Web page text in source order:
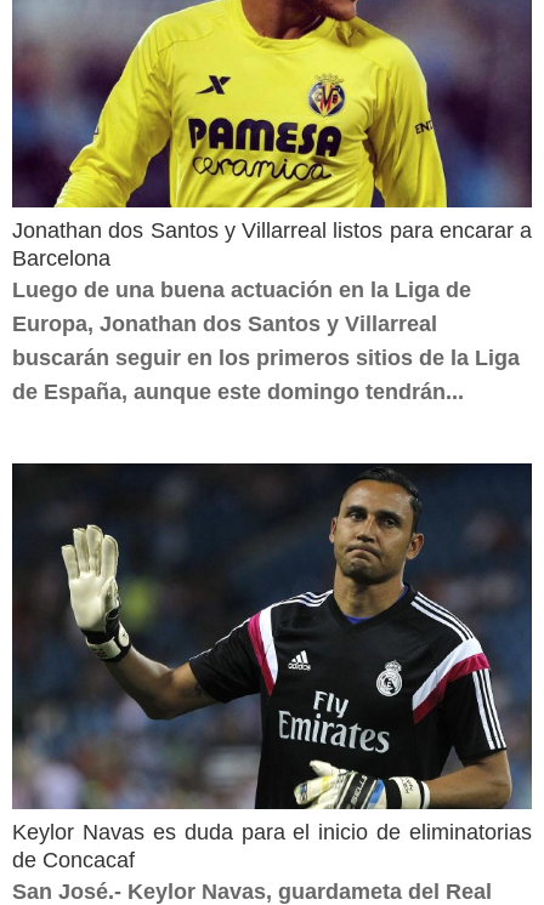
Jonathan dos Santos y Villarreal listos para encarar a
Barcelona
Luego de una buena actuación en la Liga de
Europa, Jonathan dos Santos y Villarreal
buscarán seguir en los primeros sitios de la Liga
de España, aunque este domingo tendrán...
Keylor Navas es duda para el inicio de eliminatorias
de Concacaf
San José.- Keylor Navas, guardameta del Real